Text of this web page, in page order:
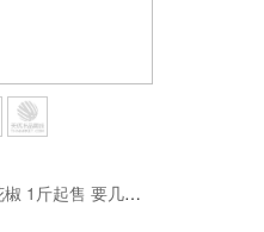
【散称】大红袍花椒 1斤起售 要几斤拍几斤